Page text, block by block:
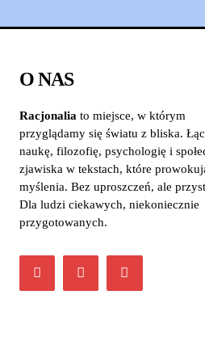
O NAS
Racjonalia to miejsce, w którym
przyglądamy się światu z bliska.
naukę, filozofię, psychologię i
zjawiska w tekstach, które
myślenia. Bez uproszczeń, ale
Dla ludzi ciekawych, niekoniecznie
przygotowanych.